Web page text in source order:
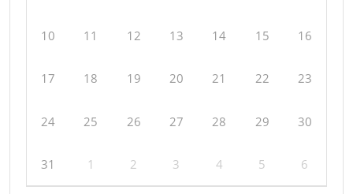
10 11 12 13 14 15 16
17 18 19 20 21 22 23
24 25 26 27 28 29 30
31 1 2 3 4 5 6